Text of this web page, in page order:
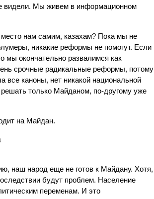
видели. Мы живем в информационном
нам самим, казахам? Пока мы не
никакие реформы не помогут. Если
мы окончательно развалимся как
срочные радикальные реформы, потому
все каноны, нет никакой национальной
решать только Майданом, по-другому уже
на Майдан.
наш народ еще не готов к Майдану. Хотя,
будут проблем. Население
переменам. И это